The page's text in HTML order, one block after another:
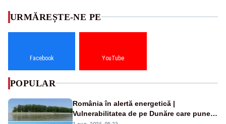
URMĂREȘTE-NE PE
Facebook YouTube
POPULAR
România în alertă energetică |
Vulnerabilitatea de pe Dunăre care pune